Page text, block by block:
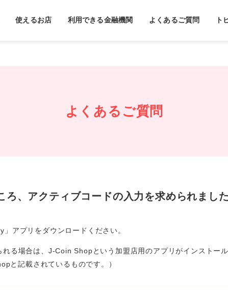
使えるお店 利用できる金融機関 よくあるご質問 ト
よくあるご質問
ろ、アクティブコードの入力を求められました
アプリをダウンロードください。
れる場合は、J-Coin Shopという加盟店用のアプリがインストー
と記載されているものです。）